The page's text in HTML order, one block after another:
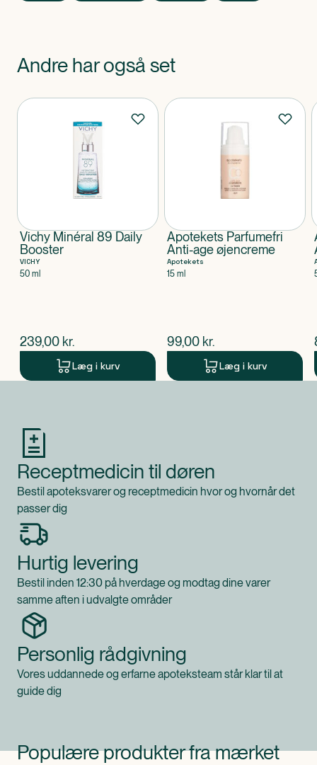
Andre har også set
Produkter
Vichy Minéral 89 Daily
Booster
VICHY
50 ml
$nuværende pris
239,00 kr.
Læg i kurv
Apotekets Parfumefri
Anti-age øjencreme
Apotekets
15 ml
$nuværende pris
99,00 kr.
Læg i kurv
Receptmedicin til døren
Bestil apoteksvarer og receptmedicin hvor og hvornår det
passer dig
Hurtig levering
Bestil inden 12:30 på hverdage og modtag dine varer
samme aften i udvalgte områder
Personlig rådgivning
Vores uddannede og erfarne apoteksteam står klar til at
guide dig
Populære produkter fra mærket